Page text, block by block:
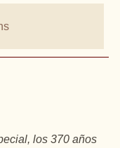
los 370 años